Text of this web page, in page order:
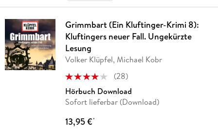
Grimmbart (Ein Kluftinger-Krimi 8):
Kluftingers neuer Fall. Ungekürzte
Lesung
Volker Klüpfel, Michael Kobr
(28)
Hörbuch Download
Sofort lieferbar (Download)
13,95 €*